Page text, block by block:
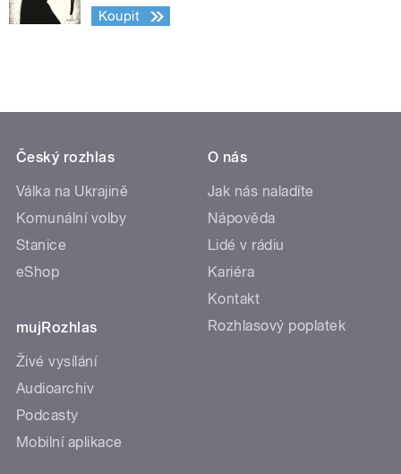
Koupit
Český rozhlas
Válka na Ukrajině
Komunální volby
Stanice
eShop
mujRozhlas
Živé vysílání
Audioarchiv
Podcasty
Mobilní aplikace
O nás
Jak nás naladíte
Nápověda
Lidé v rádiu
Kariéra
Kontakt
Rozhlasový poplatek